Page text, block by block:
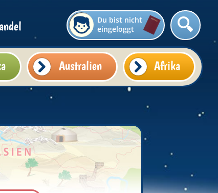
Du bist nicht
eingeloggt
Australien Afrika